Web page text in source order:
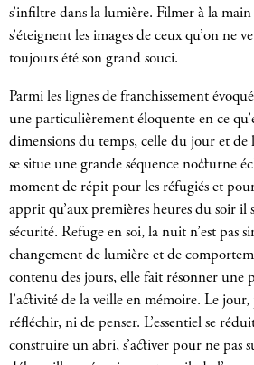
s’infiltre dans la lumière. Filmer à la
s’éteignent les images de ceux qu’on ne
toujours été son grand souci.
Parmi les lignes de franchissement
une particulièrement éloquente en ce
dimensions du temps, celle du jour et
se situe une grande séquence nocturne
moment de répit pour les réfugiés et
apprit qu’aux premières heures du soir il
sécurité. Refuge en soi, la nuit n’est pas
changement de lumière et de
contenu des jours, elle fait résonner une
l’activité de la veille en mémoire. Le jour,
réfléchir, ni de penser. L’essentiel se
construire un abri, s’activer pour ne pas